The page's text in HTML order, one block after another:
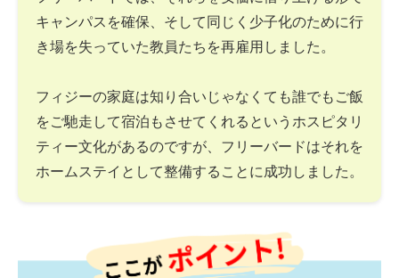
キャンパスを確保、そして同じく少子化のために行
き場を失っていた教員たちを再雇用しました。
フィジーの家庭は知り合いじゃなくても誰でもご飯
をご馳走して宿泊もさせてくれるというホスピタリ
ティー文化があるのですが、フリーバードはそれを
ホームステイとして整備することに成功しました。